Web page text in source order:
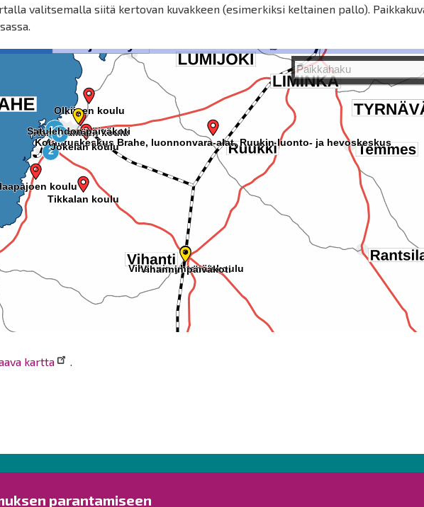
parantamiseen
valitsemalla siitä kertovan kuvakkeen (esimerkiksi keltainen pallo).
kartta .
Ota yhteyttä!